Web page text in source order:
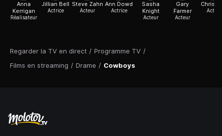
Regarder la TV en direct / Programme TV /
Films en streaming / Drame / Cowboys
Anna
Kerrigan
Réalisateur
Jillian Bell
Actrice
Steve Zahn
Acteur
Ann Dowd
Actrice
Sasha
Knight
Acteur
Gary
Farmer
Acteur
Chris
Acteur